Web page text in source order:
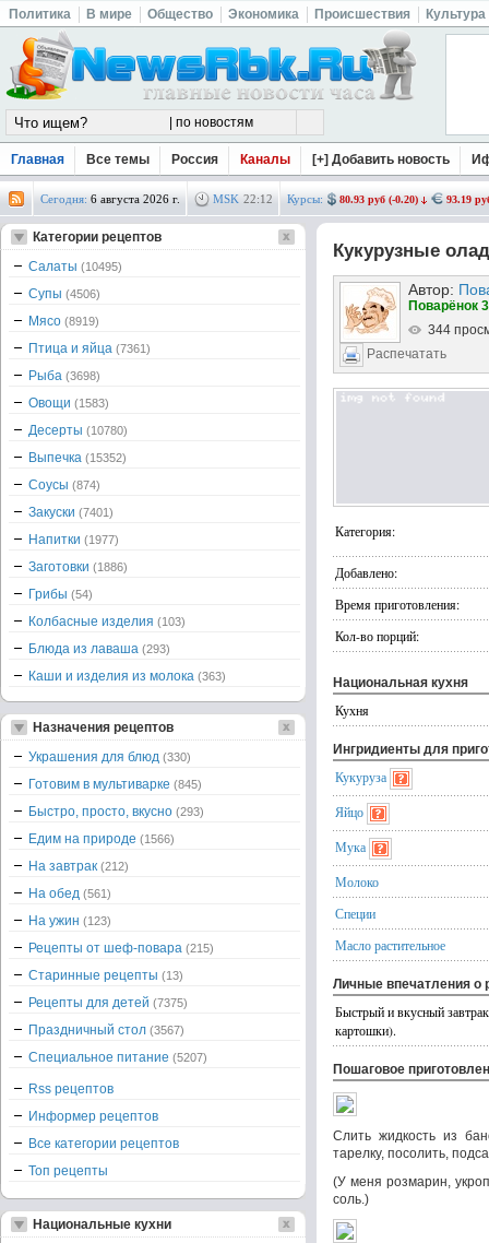
Политика В мире Общество Экономика Происшествия Культура
Главная Все темы Россия Каналы [+] Добавить новость
Сегодня: 6 августа 2026 г. MSK 22:12 Курсы: 80.93 руб (-0.20) 93.19
Кукурузные
Автор:
Поварёнок
344
Распечатать
Категория:
Добавлено:
Время приготовления:
Кол-во порций:
Национальная кухня
Кухня
Ингридиенты для
Кукуруза
Яйцо
Мука
Молоко
Специи
Масло растительное
Личные впечатления о
Быстрый и вкусный
картошки).
Пошаговое
Слить жидкость из
тарелку, посолить,
(У меня розмарин,
соль.)
Категории рецептов
Салаты (10495)
Супы (4506)
Мясо (8919)
Птица и яйца (7361)
Рыба (3698)
Овощи (1583)
Десерты (10780)
Выпечка (15352)
Соусы (874)
Закуски (7401)
Напитки (1977)
Заготовки (1886)
Грибы (54)
Колбасные изделия (103)
Блюда из лаваша (293)
Каши и изделия из молока (363)
Назначения рецептов
Украшения для блюд (330)
Готовим в мультиварке (845)
Быстро, просто, вкусно (293)
Едим на природе (1566)
На завтрак (212)
На обед (561)
На ужин (123)
Рецепты от шеф-повара (215)
Старинные рецепты (13)
Рецепты для детей (7375)
Праздничный стол (3567)
Специальное питание (5207)
Rss рецептов
Информер рецептов
Все категории рецептов
Топ рецепты
Национальные кухни